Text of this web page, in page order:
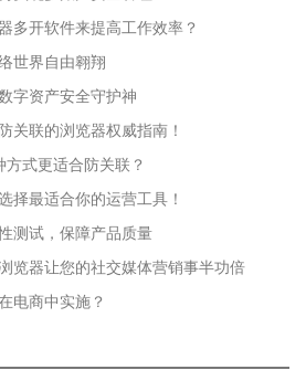
多开软件来提高工作效率？
世界自由翱翔
字资产安全守护神
关联的浏览器权威指南！
式更适合防关联？
择最适合你的运营工具！
测试，保障产品质量
览器让您的社交媒体营销事半功倍
电商中实施？